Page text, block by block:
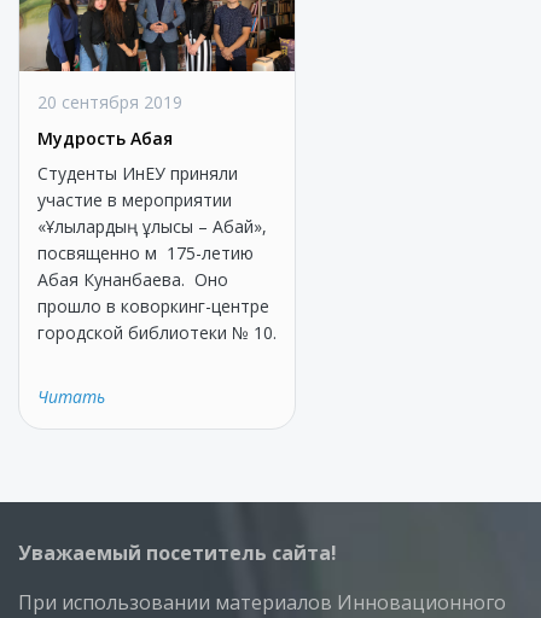
20 сентября 2019
Мудрость Абая
Студенты ИнЕУ приняли
участие в мероприятии
«Ұлылардың ұлысы – Абай»,
посвященно м 175-летию
Абая Кунанбаева. Оно
прошло в коворкинг-центре
городской библиотеки № 10.
Читать
Уважаемый посетитель сайта!
При использовании материалов Инновационного